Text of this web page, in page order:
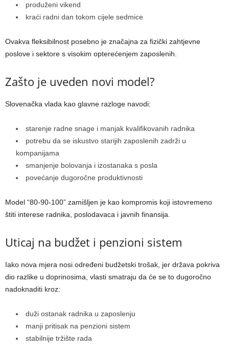
produženi vikend
kraći radni dan tokom cijele sedmice
Ovakva fleksibilnost posebno je značajna za fizički zahtjevne
poslove i sektore s visokim opterećenjem zaposlenih.
Zašto je uveden novi model?
Slovenačka vlada kao glavne razloge navodi:
starenje radne snage i manjak kvalifikovanih radnika
potrebu da se iskustvo starijih zaposlenih zadrži u
kompanijama
smanjenje bolovanja i izostanaka s posla
povećanje dugoročne produktivnosti
Model “80-90-100” zamišljen je kao kompromis koji istovremeno
štiti interese radnika, poslodavaca i javnih finansija.
Uticaj na budžet i penzioni sistem
Iako nova mjera nosi određeni budžetski trošak, jer država pokriva
dio razlike u doprinosima, vlasti smatraju da će se to dugoročno
nadoknaditi kroz:
duži ostanak radnika u zaposlenju
manji pritisak na penzioni sistem
stabilnije tržište rada